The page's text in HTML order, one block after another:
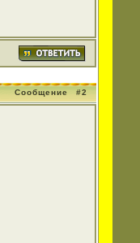
Сообщение #2